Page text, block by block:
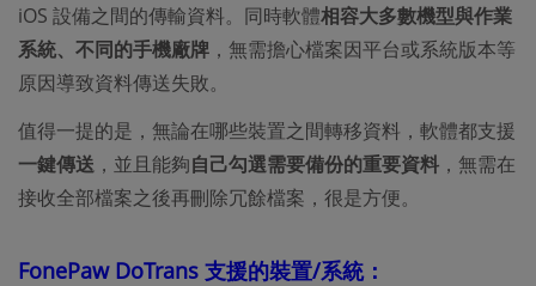
iOS 設備之間的傳輸資料。同時軟體相容大多數機型與作業
系統、不同的手機廠牌 ，無需擔心檔案因平台或系統版本等
原因導致資料傳送失敗。
值得一提的是，無論在哪些裝置之間轉移資料，軟體都支援
一鍵傳送 ，並且能夠自己勾選需要備份的重要資料 ，無需在
接收全部檔案之後再刪除冗餘檔案，很是方便。
FonePaw DoTrans 支援的裝置/系統：